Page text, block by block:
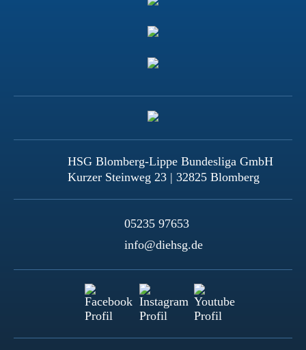
HSG Blomberg-Lippe Bundesliga GmbH
Kurzer Steinweg 23 | 32825 Blomberg
05235 97653
info@diehsg.de